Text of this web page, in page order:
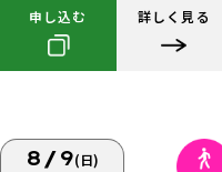
申し込む 詳しく見る
8/9(日)